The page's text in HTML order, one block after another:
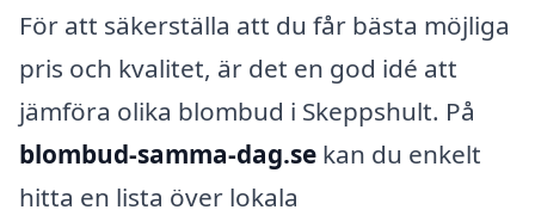
För att säkerställa att du får bästa möjliga
pris och kvalitet, är det en god idé att
jämföra olika blombud i Skeppshult. På
blombud-samma-dag.se kan du enkelt
hitta en lista över lokala